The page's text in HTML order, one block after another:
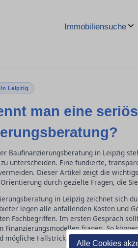
Alle Cookies
Immobiliensuche
Leipzig
man eine
Baufinanzierungsberatung in Leipzig
unterscheiden. Eine fundierte,
Dieser Artikel zeigt die
durch gezielte Fragen, die
in Leipzig zeichnet sich
legen alle anfallenden Kosten und
Fachbegriffen. Im ersten Gespräch
Finanzierungsmodellen fragen. So
mögliche Fallstricke frühzeitig erkennen.